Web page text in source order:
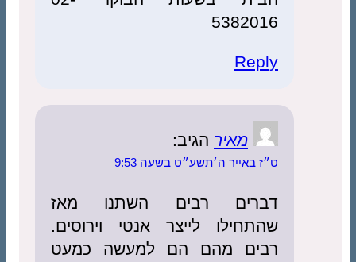
5382016
Reply
מאיר הגיב:
ט״ז באייר ה׳תשע״ט בשעה 9:53
דברים רבים השתנו מאז
שהתחילו לייצר אנטי וירוסים.
רבים מהם הם למעשה כמעט